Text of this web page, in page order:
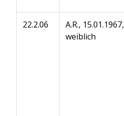
22.2.06
A.R., 15.01.1967,
weiblich